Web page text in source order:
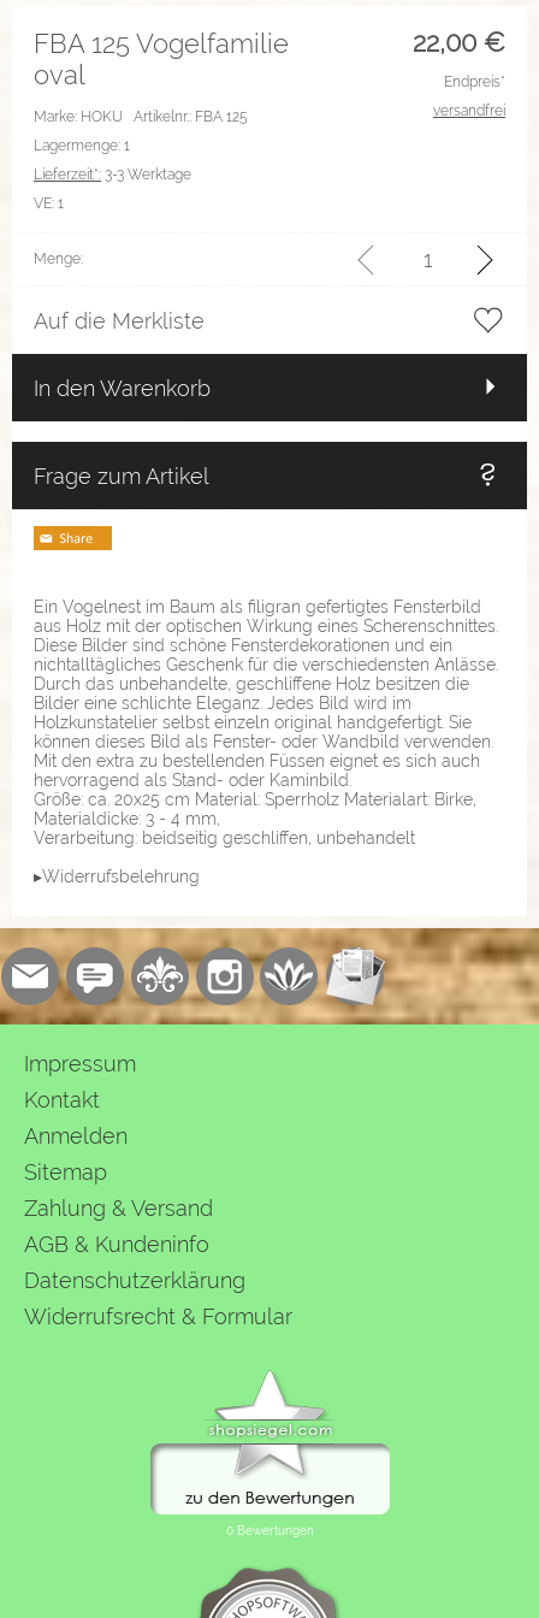
22,00 €
FBA 125 Vogelfamilie
oval
Marke: HOKU Artikelnr.: FBA 125
Lagermenge: 1
Lieferzeit*: 3-3 Werktage
VE: 1
Endpreis*
versandfrei
Menge:
Auf die Merkliste
In den Warenkorb
Frage zum Artikel
Ein Vogelnest im Baum als filigran gefertigtes Fensterbild
aus Holz mit der optischen Wirkung eines Scherenschnittes.
Diese Bilder sind schöne Fensterdekorationen und ein
nichtalltägliches Geschenk für die verschiedensten Anlässe.
Durch das unbehandelte, geschliffene Holz besitzen die
Bilder eine schlichte Eleganz. Jedes Bild wird im
Holzkunstatelier selbst einzeln original handgefertigt. Sie
können dieses Bild als Fenster- oder Wandbild verwenden.
Mit den extra zu bestellenden Füssen eignet es sich auch
hervorragend als Stand- oder Kaminbild.
Größe: ca. 20x25 cm Material: Sperrholz Materialart: Birke,
Materialdicke: 3 - 4 mm,
Verarbeitung: beidseitig geschliffen, unbehandelt
▸Widerrufsbelehrung
Impressum
Kontakt
Anmelden
Sitemap
Zahlung & Versand
AGB & Kundeninfo
Datenschutzerklärung
Widerrufsrecht & Formular